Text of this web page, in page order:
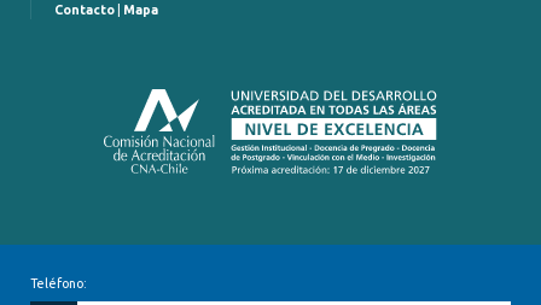
Contacto Mapa
Teléfono: